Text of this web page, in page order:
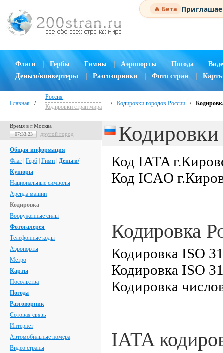
🔥 Бета
Флаги Гербы Гимны | Аэропорты Погода |
Деньги/конвертеры
Разговорники Фото стран
Главная /
Россия
Кодировки стран мира
/ Кодировки городов России /
Время в г.Москва
07:33:24 другой город
Общая информация
Флаг Герб Гимн Деньги/
Купюры
Национальные символы
Аренда машин
Кодировка
Вооруженные силы
Фотогалерея
Телефонные коды
Аэропорты
Метро
Карты
Посольства
Погода
Разговорник
Сотовая связь
Интернет
Автомобильные номера
Видео страны
Кодировки
Код IATA
Код ICAO
Кодировка
Кодировка ISO
Кодировка ISO
Кодировка
IATA